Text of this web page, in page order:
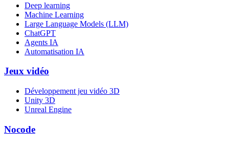
Deep learning
Machine Learning
Large Language Models (LLM)
ChatGPT
Agents IA
Automatisation IA
Jeux vidéo
Développement jeu vidéo 3D
Unity 3D
Unreal Engine
Nocode